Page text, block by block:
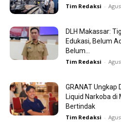
Tim Redaksi -
DLH Makassar:
Edukasi, Belum
Belum...
Tim Redaksi -
GRANAT Ungkap
Liquid Narkoba di
Bertindak
Tim Redaksi -